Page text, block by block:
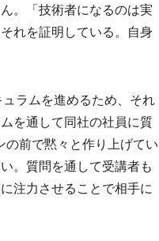
。「技術者になるのは実
れを証明している。自身
ラムを進めるため、それ
を通して同社の社員に質
の前で黙々と作り上げてい
。質問を通して受講者も
注力させることで相手に